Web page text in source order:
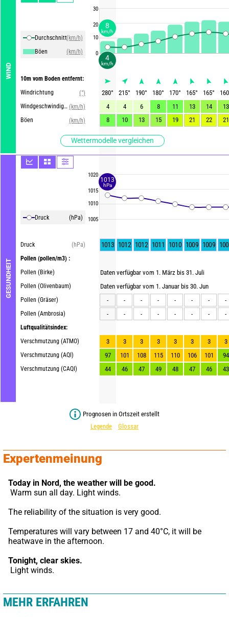
WIND
Durchschnittliche Winde
(km/h)
Böen
(km/h)
10m vom Boden entfernt:
Windrichtung
(°)
Windgeschwindigkeit (km/h)
Böen
(km/h)
Wettermodelle vergleichen
GESUNDHEIT
Druck (hPa)
Druck
(hPa)
Pollen (pollen/m3) :
Pollen (Birke)
Pollen (Olivenbaum)
Pollen (Gräser)
Pollen (Ambrosia)
Luftqualitätsindex:
Verschmutzung (ATMO)
Verschmutzung (AQI)
Verschmutzung (CAQI)
30
20
10
0
1020
1015
1010
1005
280° 215° 190° 180° 170° 165° 165°
160
4
4 6 8 11 13 14
13
8
10 13 15 19 21 22 21
1013 1012 1012 1011 1010 1009 1009
Daten verfügbar vom 1. März bis 31. Juli
Daten verfügbar vom 1. Januar bis 30. Jun
-
- - - - - -
-
-
- - - - - - -
3 3 3 3 3 3 3
3
97
101 108 115 110 106 101
94
44
46 47 49 48 47 46 43
Prognosen in Ortszeit erstellt
Legende
Glossar
Expertenmeinung
Today in Nord, the weather will be good.
Warm sun all day. Light winds.
The reliability of the situation is very good.
Temperatures will vary between 17 and 40°C, it will be
heatwave in the afternoon.
Tonight, clear skies.
Light winds.
MEHR ERFAHREN
4
km/h
8
km/h
1013
hPa